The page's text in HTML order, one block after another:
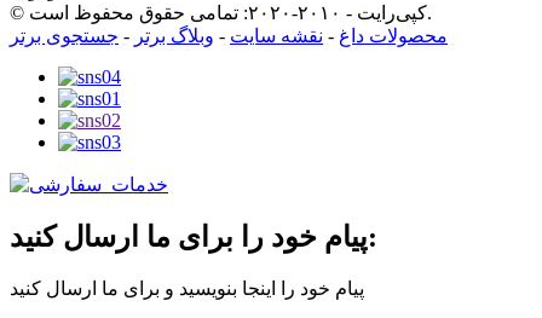
© کپی‌رایت - ۲۰۱۰-۲۰۲۰: تمامی حقوق محفوظ است.
محصولات داغ - نقشه سایت - وبلاگ برتر - جستجوی برتر
پیام خود را برای ما ارسال کنید:
پیام خود را اینجا بنویسید و برای ما ارسال کنید